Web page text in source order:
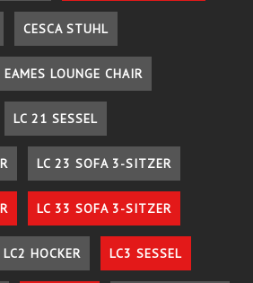
CESCA STUHL
EAMES LOUNGE CHAIR
LC 21 SESSEL
LC 23 SOFA 3-SITZER
LC 33 SOFA 3-SITZER
LC2 HOCKER LC3 SESSEL